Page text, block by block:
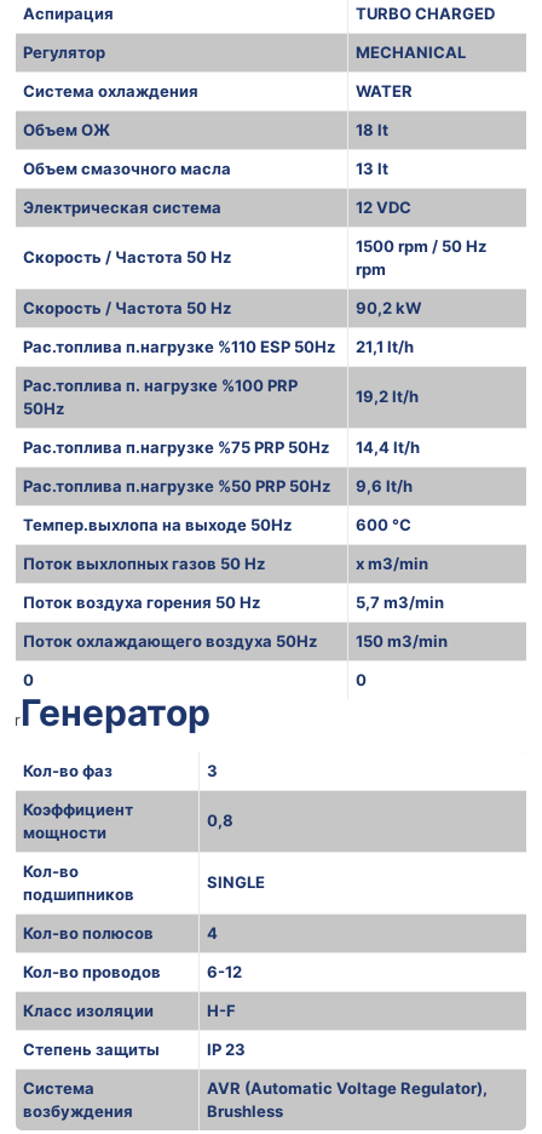
Аспирация
TURBO CHARGED
Регулятор
MECHANICAL
Система охлаждения
WATER
Объем ОЖ
18 lt
Объем смазочного масла
13 lt
Электрическая система
12 VDC
Скорость / Частота 50 Hz
1500 rpm / 50 Hz
rpm
Скорость / Частота 50 Hz
90,2 kW
Рас.топлива п.нагрузке %110 ESP 50Hz
21,1 lt/h
Рас.топлива п. нагрузке %100 PRP
50Hz
19,2 lt/h
Рас.топлива п.нагрузке %75 PRP 50Hz
14,4 lt/h
Рас.топлива п.нагрузке %50 PRP 50Hz
9,6 lt/h
Темпер.выхлопа на выходе 50Hz
600 °C
Поток выхлопных газов 50 Hz
x m3/min
Поток воздуха горения 50 Hz
5,7 m3/min
Поток охлаждающего воздуха 50Hz
150 m3/min
0
0
rГенератор
Кол-во фаз
3
Коэффициент
мощности
0,8
Кол-во
подшипников
SINGLE
Кол-во полюсов
4
Кол-во проводов
6-12
Класс изоляции
H-F
Степень защиты
IP 23
Система
возбуждения
AVR (Automatic Voltage Regulator),
Brushless